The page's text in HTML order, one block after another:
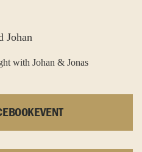
with Johan & Jonas